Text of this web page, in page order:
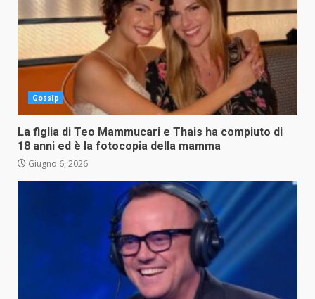
Gossip
La figlia di Teo Mammucari e Thais ha compiuto di
18 anni ed è la fotocopia della mamma
Giugno 6, 2026